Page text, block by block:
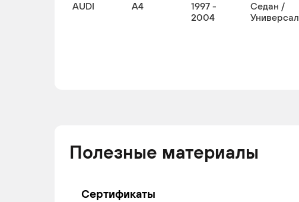
AUDI A4
1997 -
2004
Седан /
Универсал
Полезные материалы
Сертификаты